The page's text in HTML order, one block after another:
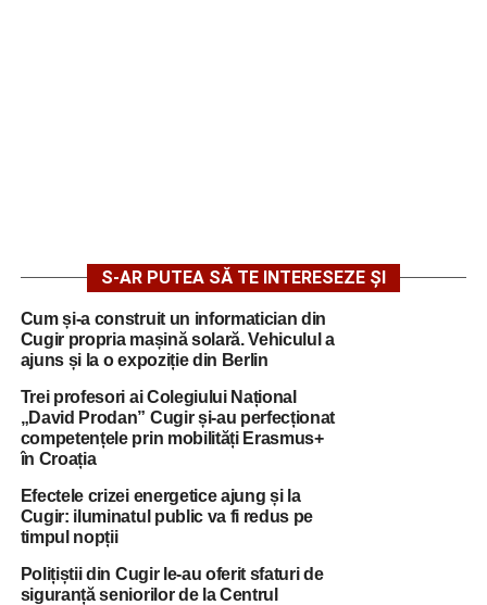
S-AR PUTEA SĂ TE INTERESEZE ȘI
Cum și-a construit un informatician din
Cugir propria mașină solară. Vehiculul a
ajuns și la o expoziție din Berlin
Trei profesori ai Colegiului Național
„David Prodan” Cugir și-au perfecționat
competențele prin mobilități Erasmus+
în Croația
Efectele crizei energetice ajung și la
Cugir: iluminatul public va fi redus pe
timpul nopții
Polițiștii din Cugir le-au oferit sfaturi de
siguranță seniorilor de la Centrul